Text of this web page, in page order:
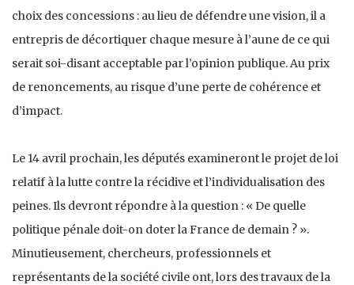
choix des concessions : au lieu de défendre une vision, il a
entrepris de décortiquer chaque mesure à l’aune de ce qui
serait soi-disant acceptable par l’opinion publique. Au prix
de renoncements, au risque d’une perte de cohérence et
d’impact.
Le 14 avril prochain, les députés examineront le projet de loi
relatif à la lutte contre la récidive et l’individualisation des
peines. Ils devront répondre à la question : « De quelle
politique pénale doit-on doter la France de demain ? ».
Minutieusement, chercheurs, professionnels et
représentants de la société civile ont, lors des travaux de la